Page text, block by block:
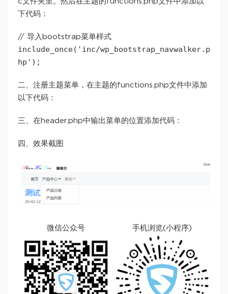
下代码：
// 导入bootstrap菜单样式
include_once('inc/wp_bootstrap_navwalker.p
hp');
二、注册主题菜单，在主题的functions.php文件中添加
以下代码：
三、在header.php中输出菜单的位置添加代码：
四、效果截图
微信公众号 手机浏览(小程序)